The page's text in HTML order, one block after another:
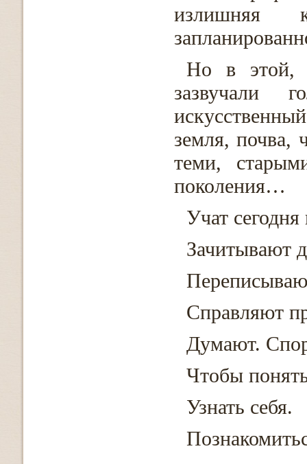
излишняя
Но в этой,
зазвучали
земля, почва,
теми,
поколения…
Учат
Зачитывают
Справляют
Думают.
Чтобы
Узнать себя.